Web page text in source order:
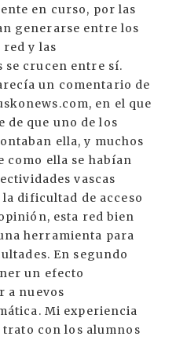
en curso, por las
generarse entre los
y las
se crucen entre sí.
un comentario de
en el que
de que uno de los
ella, y muchos
como ella se habían
vascas
la dificultad de acceso
esta red bien
herramienta para
En segundo
un efecto
a nuevos
Mi experiencia
con los alumnos